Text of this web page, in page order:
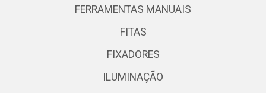
FERRAMENTAS MANUAIS
FITAS
FIXADORES
ILUMINAÇÃO